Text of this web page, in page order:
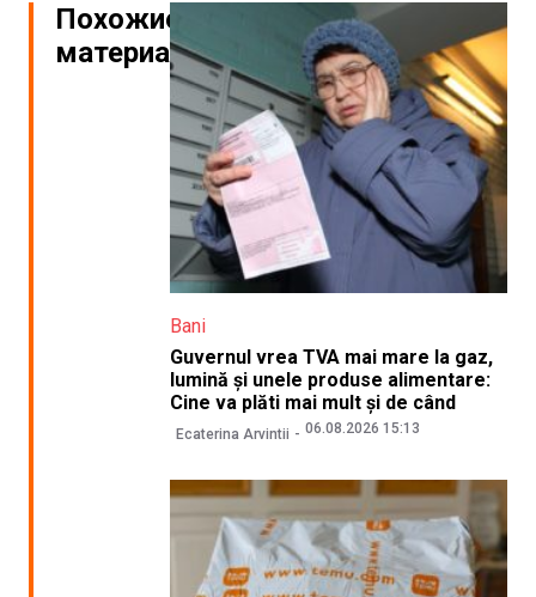
Похожие
материалы
Bani
Guvernul vrea TVA mai mare la gaz,
lumină și unele produse alimentare:
Cine va plăti mai mult și de când
Ecaterina Arvintii 06.08.2026 15:13